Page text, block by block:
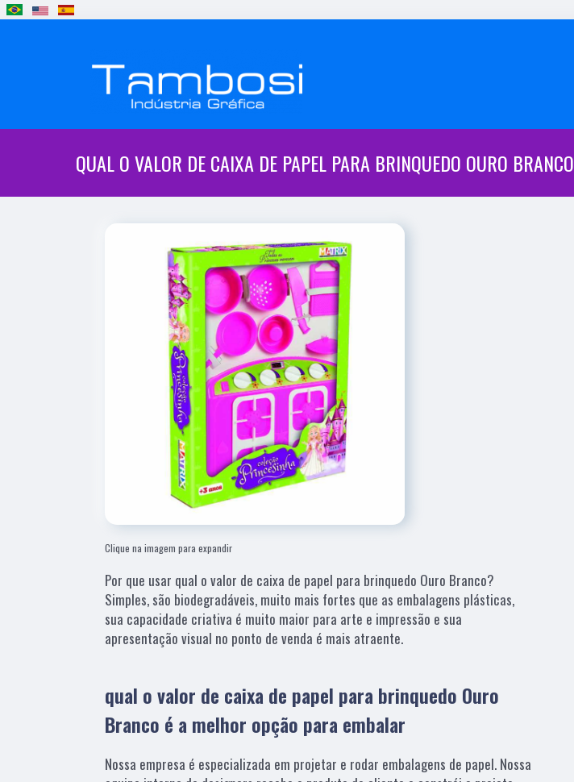
QUAL O VALOR DE CAIXA DE PAPEL PARA BRINQUEDO OURO BRANCO
Clique na imagem para expandir
Por que usar qual o valor de caixa de papel para brinquedo Ouro Branco?
Simples, são biodegradáveis, muito mais fortes que as embalagens plásticas,
sua capacidade criativa é muito maior para arte e impressão e sua
apresentação visual no ponto de venda é mais atraente.
qual o valor de caixa de papel para brinquedo Ouro
Branco é a melhor opção para embalar
Nossa empresa é especializada em projetar e rodar embalagens de papel. Nossa